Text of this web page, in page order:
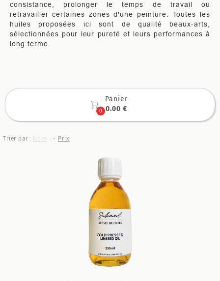
consistance, prolonger le temps de travail ou
retravailler certaines zones d'une peinture. Toutes les
huiles proposées ici sont de qualité beaux-arts,
sélectionnées pour leur pureté et leurs performances à
long terme.

0
Panier
0.00 €
Trier par : Nom - Prix